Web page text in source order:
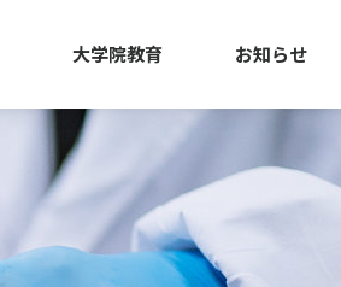
大学院教育 お知らせ